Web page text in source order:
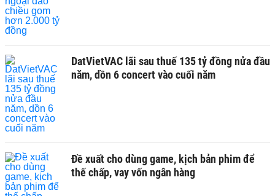
DatVietVAC lãi sau thuế 135 tỷ đồng nửa đầu
năm, dồn 6 concert vào cuối năm
Đề xuất cho dùng game, kịch bản phim để
thế chấp, vay vốn ngân hàng